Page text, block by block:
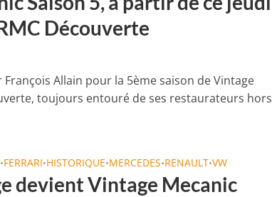
Découverte
Allain pour la 5ème saison de Vintage
toujours entouré de ses restaurateurs hors
•FERRARI•HISTORIQUE•MERCEDES•RENAULT•VW
devient Vintage Mecanic